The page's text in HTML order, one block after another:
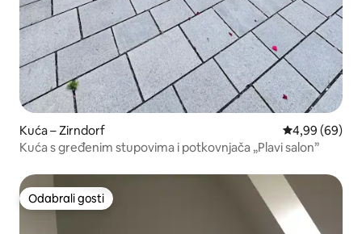
Kuća – Zirndorf Prosječna
4,99 (69)
Kuća s gređenim stupovima i potkovnjača „Plavi salon”
Odabrali gosti
Odabrali gosti